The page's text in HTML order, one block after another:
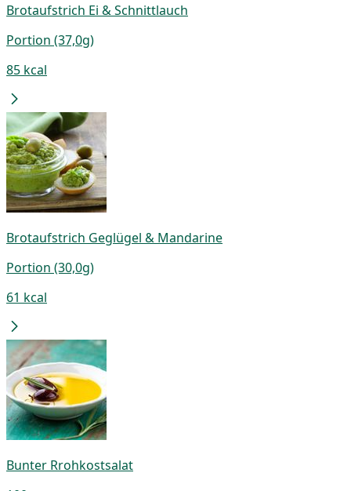
Brotaufstrich Ei & Schnittlauch
Portion (37,0g)
85 kcal
Brotaufstrich Geglügel & Mandarine
Portion (30,0g)
61 kcal
Bunter Rrohkostsalat